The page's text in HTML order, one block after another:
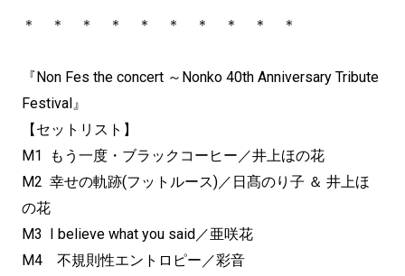
＊ ＊ ＊ ＊ ＊ ＊ ＊ ＊ ＊ ＊
『Non Fes the concert ～Nonko 40th Anniversary Tribute
Festival』
【セットリスト】
M1 もう一度・ブラックコーヒー／井上ほの花
M2 幸せの軌跡(フットルース)／日髙のり子 ＆ 井上ほ
の花
M3 I believe what you said／亜咲花
M4 不規則性エントロピー／彩音